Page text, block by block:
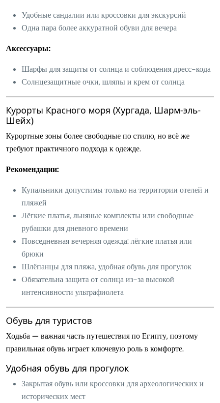
Удобные сандалии или кроссовки для экскурсий
Одна пара более аккуратной обуви для вечера
Аксессуары:
Шарфы для защиты от солнца и соблюдения дресс-кода
Солнцезащитные очки, шляпы и крем от солнца
Курорты Красного моря (Хургада, Шарм-эль-
Шейх)
Курортные зоны более свободные по стилю, но всё же
требуют практичного подхода к одежде.
Рекомендации:
Купальники допустимы только на территории отелей и
пляжей
Лёгкие платья, льняные комплекты или свободные
рубашки для дневного времени
Повседневная вечерняя одежда: лёгкие платья или
брюки
Шлёпанцы для пляжа, удобная обувь для прогулок
Обязательна защита от солнца из-за высокой
интенсивности ультрафиолета
Обувь для туристов
Ходьба — важная часть путешествия по Египту, поэтому
правильная обувь играет ключевую роль в комфорте.
Удобная обувь для прогулок
Закрытая обувь или кроссовки для археологических и
исторических мест